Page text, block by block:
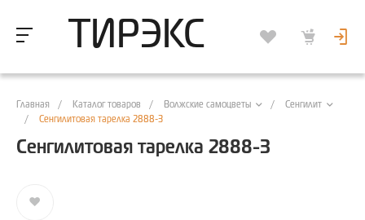
ТИРЭКС
Главная / Каталог товаров / Волжские самоцветы /
Сенгилит
/
Сенгилитовая тарелка 2888-3
Сенгилитовая тарелка 2888-3